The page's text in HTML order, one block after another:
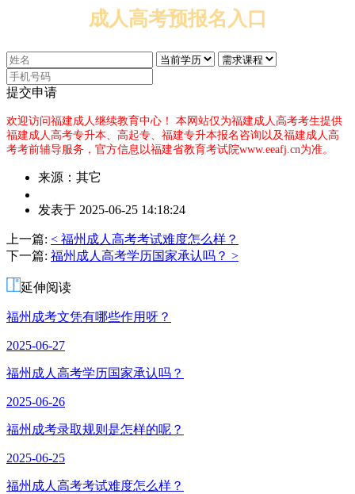
成人高考预报名入口
提交申请
欢迎访问福建成人继续教育中心！ 本网站仅为福建成人高考考生提供
福建成人高考专升本、高起专、福建专升本报名咨询以及福建成人高
考考前辅导服务，官方信息以福建省教育考试院www.eeafj.cn为准。
来源：其它
者：
老
师
发表于 2025-06-25 14:18:24
上一篇: < 福州成人高考考试难度怎么样？
下一篇: 福州成人高考学历国家承认吗？ >
延伸阅读
福州成考文凭有哪些作用呀？
2025-06-27
福州成人高考学历国家承认吗？
2025-06-26
福州成考录取规则是怎样的呢？
2025-06-25
福州成人高考考试难度怎么样？